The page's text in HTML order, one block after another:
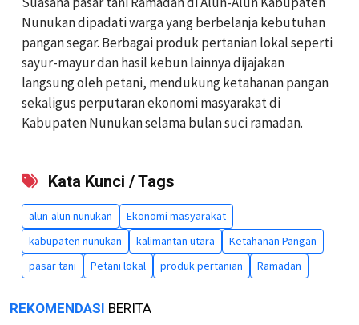
Nunukan dipadati warga yang berbelanja kebutuhan
pangan segar. Berbagai produk pertanian lokal seperti
sayur-mayur dan hasil kebun lainnya dijajakan
langsung oleh petani, mendukung ketahanan pangan
sekaligus perputaran ekonomi masyarakat di
Kabupaten Nunukan selama bulan suci ramadan.
Kata Kunci / Tags
alun-alun nunukan
Ekonomi masyarakat
kabupaten nunukan
kalimantan utara
Ketahanan Pangan
pasar tani
Petani lokal produk pertanian Ramadan
REKOMENDASI BERITA